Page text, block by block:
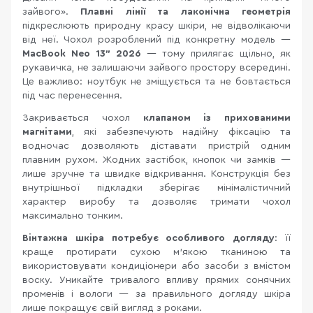
зайвого». Плавні лінії та лаконічна геометрія
підкреслюють природну красу шкіри, не відволікаючи
від неї. Чохол розроблений під конкретну модель —
MacBook Neo 13" 2026 — тому прилягає щільно, як
рукавичка, не залишаючи зайвого простору всередині.
Це важливо: ноутбук не зміщується та не бовтається
під час перенесення.
Закривається чохол
клапаном із прихованими
магнітами, які забезпечують надійну фіксацію та
водночас дозволяють діставати пристрій одним
плавним рухом. Жодних застібок, кнопок чи замків —
лише зручне та швидке відкривання. Конструкція без
внутрішньої підкладки зберігає мінімалістичний
характер виробу та дозволяє тримати чохол
максимально тонким.
Вінтажна шкіра потребує особливого догляду: її
краще протирати сухою м'якою тканиною та
використовувати кондиціонери або засоби з вмістом
воску. Уникайте тривалого впливу прямих сонячних
променів і вологи — за правильного догляду шкіра
лише покращує свій вигляд з роками.